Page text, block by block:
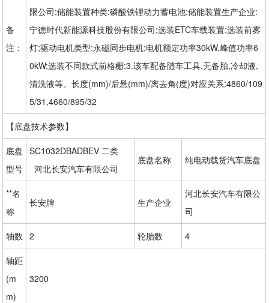
备
注：
限公司;储能装置种类:磷酸铁锂动力蓄电池;储能装置生产企业:
宁德时代新能源科技股份有限公司;选装ETC车载装置;选装前雾
灯;驱动电机类型:永磁同步电机;电机额定功率30kW,峰值功率6
0kW;选装不同款式前格栅;3.该车配备随车工具,无备胎,冷却液,
清洗液等。长度(mm)/后悬(mm)/离去角(度)对应关系:4860/109
5/31,4660/895/32
【底盘技术参数】
底盘
型号
SC1032DBADBEV 二类
河北长安汽车有限公司
底盘名称 纯电动载货汽车底盘
**名
称
长安牌 生产企业
河北长安汽车有限公
司
轴数 2 轮胎数 4
轴距
(m
m)
3200